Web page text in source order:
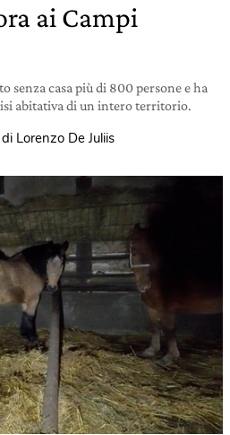
ai Campi
senza casa più di 800 persone e ha
abitativa di un intero territorio.
di Lorenzo De Juliis